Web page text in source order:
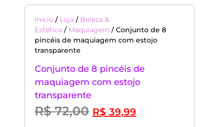
Início / Loja / Beleza &
Estetica / Maquiagem / Conjunto de 8
pincéis de maquiagem com estojo
transparente
Conjunto de 8 pincéis de
maquiagem com estojo
transparente
R$72,00 R$ 39,99